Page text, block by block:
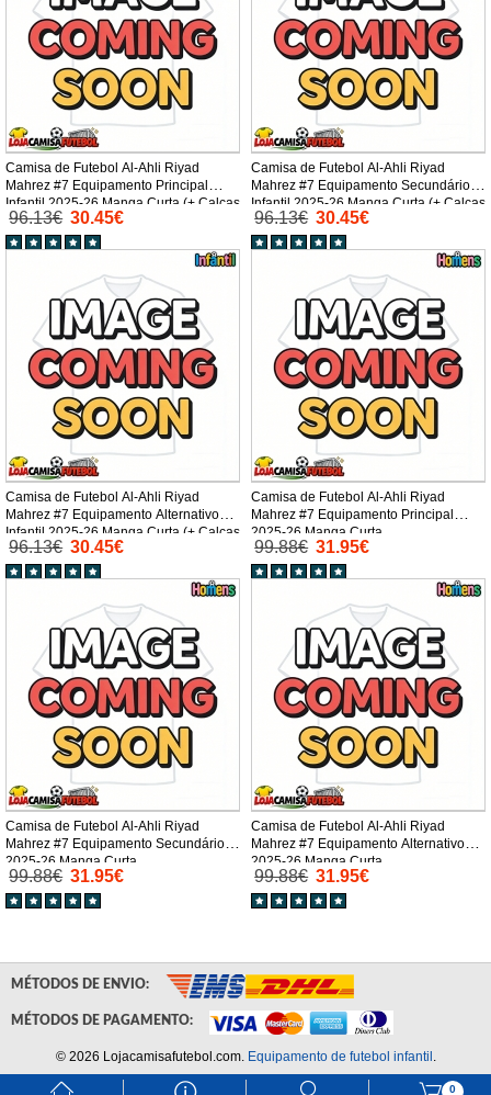
Camisa de Futebol Al-Ahli Riyad
Mahrez #7 Equipamento Principal
Infantil 2025-26 Manga Curta (+ Calças
curtas)
96.13€ 30.45€
Camisa de Futebol Al-Ahli Riyad
Mahrez #7 Equipamento Secundário
Infantil 2025-26 Manga Curta (+ Calças
curtas)
96.13€ 30.45€
Camisa de Futebol Al-Ahli Riyad
Mahrez #7 Equipamento Alternativo
Infantil 2025-26 Manga Curta (+ Calças
curtas)
96.13€ 30.45€
Camisa de Futebol Al-Ahli Riyad
Mahrez #7 Equipamento Principal
2025-26 Manga Curta
99.88€ 31.95€
Camisa de Futebol Al-Ahli Riyad
Mahrez #7 Equipamento Secundário
2025-26 Manga Curta
99.88€ 31.95€
Camisa de Futebol Al-Ahli Riyad
Mahrez #7 Equipamento Alternativo
2025-26 Manga Curta
99.88€ 31.95€
0
MÉTODOS DE ENVIO:
MÉTODOS DE PAGAMENTO:
© 2026 Lojacamisafutebol.com. Equipamento de futebol infantil .